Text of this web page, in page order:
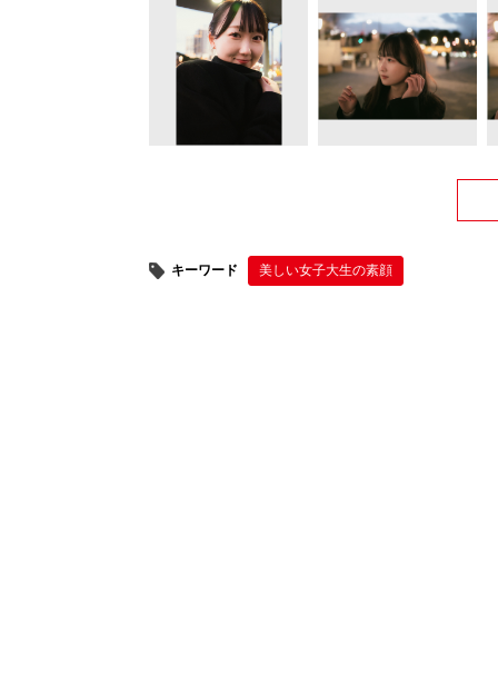
キーワード 美しい女子大生の素顔